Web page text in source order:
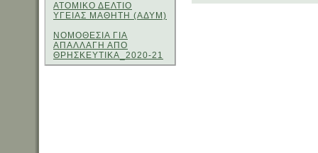
ΑΤΟΜΙΚΟ ΔΕΛΤΙΟ
ΥΓΕΙΑΣ ΜΑΘΗΤΗ (ΑΔΥΜ)
ΝΟΜΟΘΕΣΙΑ ΓΙΑ
ΑΠΑΛΛΑΓΗ ΑΠΟ
ΘΡΗΣΚΕΥΤΙΚΑ_2020-21